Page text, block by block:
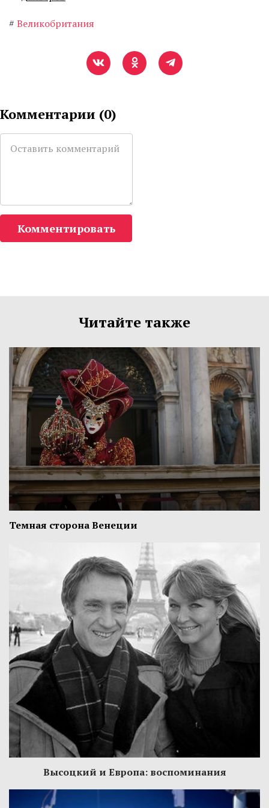
# Великобритания
Комментарии (0)
Комментировать
Читайте также
Темная сторона Венеции
Высоцкий и Европа: воспоминания